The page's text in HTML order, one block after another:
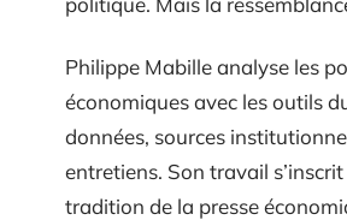
Philippe Mabille analyse les
économiques avec les outils
données, sources
entretiens. Son travail
tradition de la presse